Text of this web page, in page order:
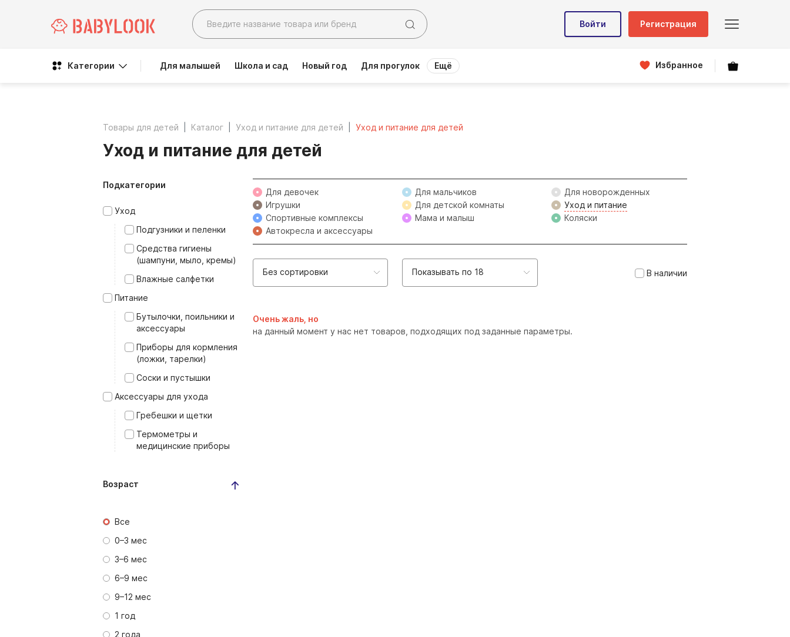
Войти Регистрация
Категории Для малышей Школа и сад Новый год Для прогулок Ещё Избранное
Товары для детей Каталог Уход и питание для детей Уход и питание для детей
Уход и питание для детей
Подкатегории
Уход
Подгузники и пеленки
Средства гигиены
(шампуни, мыло, кремы)
Влажные салфетки
Питание
Бутылочки, поильники и
аксессуары
Приборы для кормления
(ложки, тарелки)
Соски и пустышки
Аксессуары для ухода
Гребешки и щетки
Термометры и
медицинские приборы
Возраст
Все
0–3 мес
3–6 мес
6–9 мес
9–12 мес
1 год
2 года
Для девочек Для мальчиков
Для новорожденных
Игрушки
Для детской комнаты
Уход и питание
Спортивные комплексы
Мама и малыш
Коляски
Автокресла и аксессуары
Без сортировки Показывать по 18 В наличии
Очень жаль, но
на данный момент у нас нет товаров, подходящих под заданные параметры.